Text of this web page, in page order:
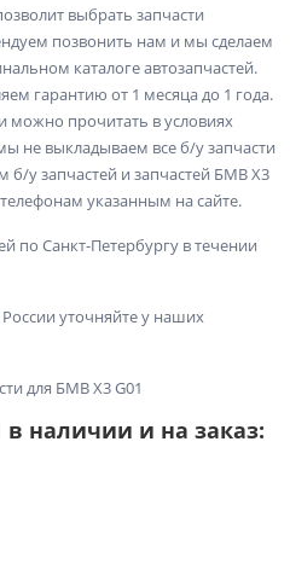
выбрать запчасти
позвонить нам и мы сделаем
каталоге автозапчастей.
гарантию от 1 месяца до 1 года.
можно прочитать в условиях
не выкладываем все б/у запчасти
б/у запчастей и запчастей БМВ X3
указанным на сайте.
по Санкт-Петербургу в течении
уточняйте у наших
для БМВ X3 G01
в наличии и на заказ: